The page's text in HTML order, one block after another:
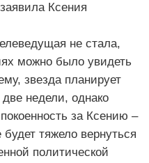
Ксения
не стала,
можно было увидеть
звезда планирует
две недели, однако
за Ксению –
тяжело вернуться
политической